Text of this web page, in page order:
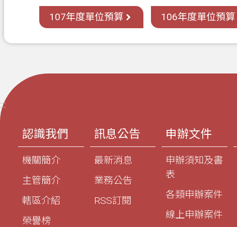
107年度單位預算 106年度單位預算
:::
認識我們
機關簡介
主管簡介
轄區介紹
榮譽榜
訊息公告
最新消息
業務公告
RSS訂閱
申辦文件
申辦須知及書
表
各類申辦案件
線上申辦案件